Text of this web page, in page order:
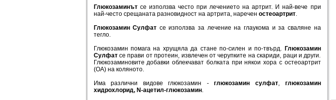
Глюкозаминътсе използва често при лечението на артрит. И най-вече при
най-често срещаната разновидност на артрита, наречен остеоартрит.
Глюкозамин Сулфат с е използва за лечение на глаукома и за сваляне на
тегло.
Глюкозамин помага на хрущяла да стане по-силен и по-твърд. Глюкозамин
Сулфатсе прави от протеин, извлечен от черупките на скариди, раци и други.
Глюкозаминовите добавки облекчават болката при някои хора с остеоартрит
(OA) на коляното.
Има различни видове глюкозамин -глюкозамин сулфат, глюкозамин
хидрохлорид, N-ацетил-глюкозамин.